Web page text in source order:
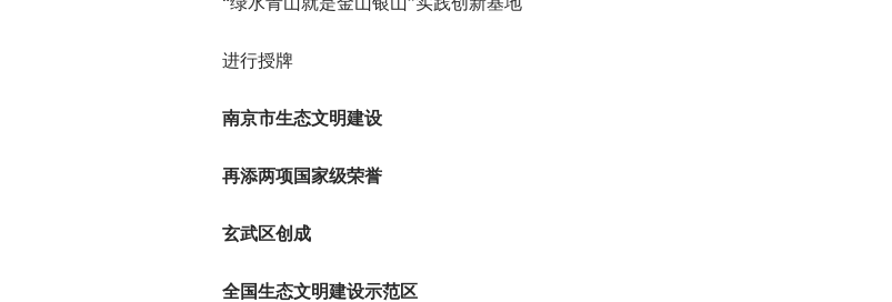
进行授牌
南京市生态文明建设
再添两项国家级荣誉
玄武区创成
全国生态文明建设示范区